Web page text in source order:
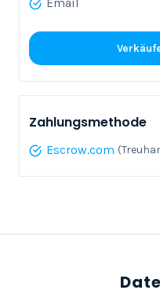
Zahlungsmethode
Escrow.com